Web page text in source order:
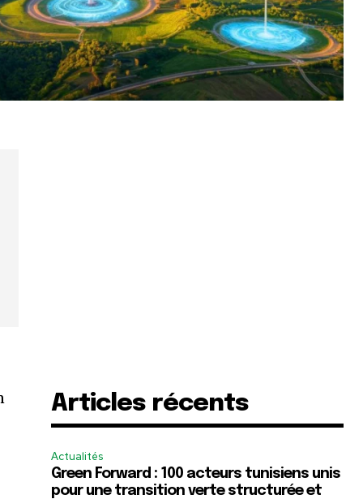
Articles récents
Actualités
Green Forward : 100 acteurs tunisiens unis
pour une transition verte structurée et